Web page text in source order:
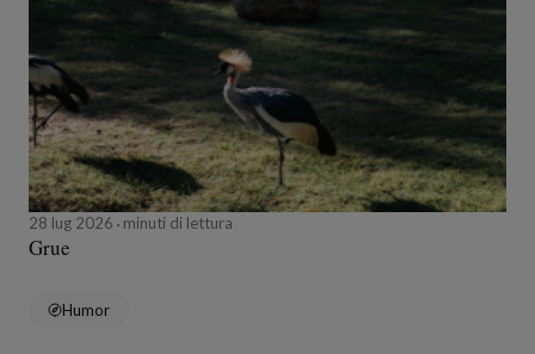
28 lug 2026 minuti di lettura
Grue
Humor